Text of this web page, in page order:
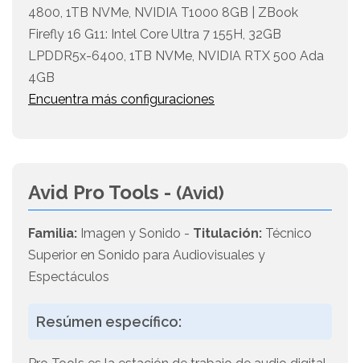
4800, 1TB NVMe, NVIDIA T1000 8GB | ZBook
Firefly 16 G11: Intel Core Ultra 7 155H, 32GB
LPDDR5x-6400, 1TB NVMe, NVIDIA RTX 500 Ada
4GB
Encuentra más configuraciones
Avid Pro Tools - (Avid)
Familia: Imagen y Sonido - Titulación: Técnico
Superior en Sonido para Audiovisuales y
Espectáculos
Resúmen específico: